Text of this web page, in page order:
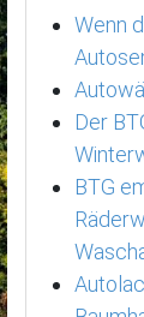
Wenn
Der
BTG